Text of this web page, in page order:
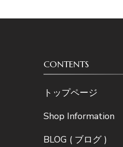
CONTENTS
トップページ
Shop Information
BLOG ( ブログ )